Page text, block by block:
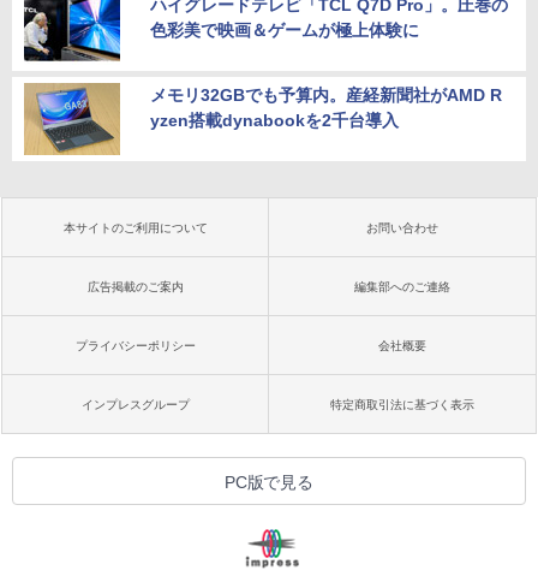
ハイグレードテレビ「TCL Q7D Pro」。圧巻の
色彩美で映画＆ゲームが極上体験に
メモリ32GBでも予算内。産経新聞社がAMD R
yzen搭載dynabookを2千台導入
本サイトのご利用について お問い合わせ
広告掲載のご案内 編集部へのご連絡
プライバシーポリシー 会社概要
インプレスグループ 特定商取引法に基づく表示
PC版で見る